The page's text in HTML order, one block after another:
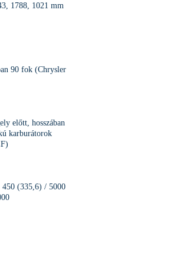
1788, 1021 mm
90 fok (Chrysler
előtt, hosszában
karburátorok
(335,6) / 5000